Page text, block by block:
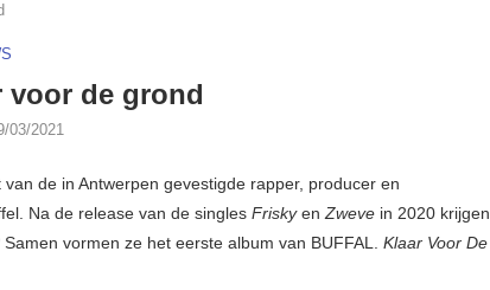
voor de grond
03/2021
de in Antwerpen gevestigde rapper, producer en
Na de release van de singles FriskyenZweve in 2020 krijgen
Samen vormen ze het eerste album van BUFFAL. Klaar Voor De